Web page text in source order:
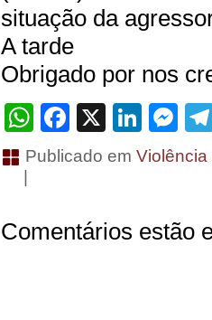
situação da
A tarde
Obrigado por nos
WhatsApp
Facebook
X
Publicado em Violência
Comentários estão